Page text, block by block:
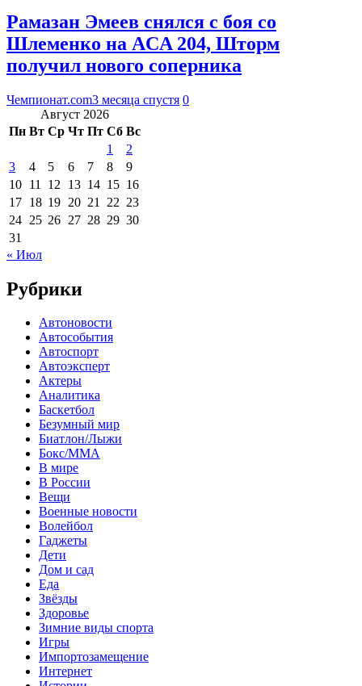
Рамазан Эмеев снялся с боя со
Шлеменко на ACA 204, Шторм
получил нового соперника
Чемпионат.com3 месяца спустя 0
Август 2026
Пн Вт Ср Чт Пт Сб Вс
1
2
3
4 5 6 7 8
9
10 11 12 13 14 15 16
17 18 19 20 21 22 23
24 25 26 27 28 29 30
31
« Июл
Рубрики
Автоновости
Автособытия
Автоспорт
Автоэксперт
Актеры
Аналитика
Баскетбол
Безумный мир
Биатлон/Лыжи
Бокс/MMA
В мире
В России
Вещи
Военные новости
Волейбол
Гаджеты
Дети
Дом и сад
Еда
Звёзды
Здоровье
Зимние виды спорта
Игры
Импортозамещение
Интернет